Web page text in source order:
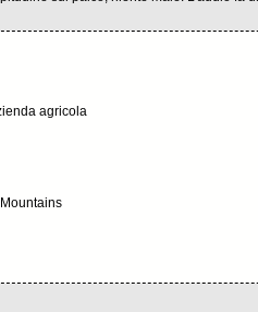
agricola